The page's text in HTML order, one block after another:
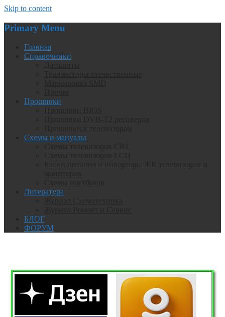
Skip to content
Primary Menu
Главная
Справочники
Прошивки
Схемы и мануалы
Литература
БЛОГ
ФОРУМ